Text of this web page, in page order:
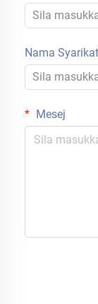
Nama Syarikat
Mesej